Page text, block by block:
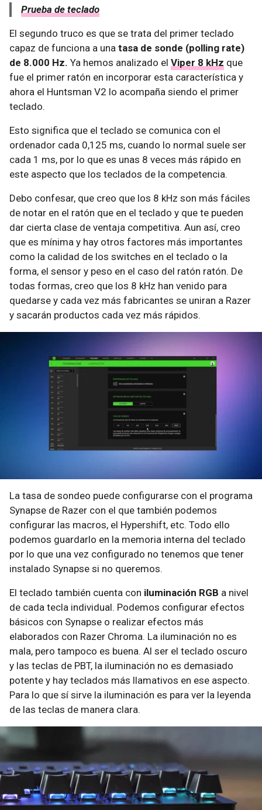
Prueba de teclado
El segundo truco es que se trata del primer teclado
capaz de funciona a una tasa de sonde (polling rate)
de 8.000 Hz. Ya hemos analizado el Viper 8 kHz que
fue el primer ratón en incorporar esta característica y
ahora el Huntsman V2 lo acompaña siendo el primer
teclado.
Esto significa que el teclado se comunica con el
ordenador cada 0,125 ms, cuando lo normal suele ser
cada 1 ms, por lo que es unas 8 veces más rápido en
este aspecto que los teclados de la competencia.
Debo confesar, que creo que los 8 kHz son más fáciles
de notar en el ratón que en el teclado y que te pueden
dar cierta clase de ventaja competitiva. Aun así, creo
que es mínima y hay otros factores más importantes
como la calidad de los switches en el teclado o la
forma, el sensor y peso en el caso del ratón ratón. De
todas formas, creo que los 8 kHz han venido para
quedarse y cada vez más fabricantes se uniran a Razer
y sacarán productos cada vez más rápidos.
La tasa de sondeo puede configurarse con el programa
Synapse de Razer con el que también podemos
configurar las macros, el Hypershift, etc. Todo ello
podemos guardarlo en la memoria interna del teclado
por lo que una vez configurado no tenemos que tener
instalado Synapse si no queremos.
El teclado también cuenta con iluminación RGB a nivel
de cada tecla individual. Podemos configurar efectos
básicos con Synapse o realizar efectos más
elaborados con Razer Chroma. La iluminación no es
mala, pero tampoco es buena. Al ser el teclado oscuro
y las teclas de PBT, la iluminación no es demasiado
potente y hay teclados más llamativos en ese aspecto.
Para lo que sí sirve la iluminación es para ver la leyenda
de las teclas de manera clara.